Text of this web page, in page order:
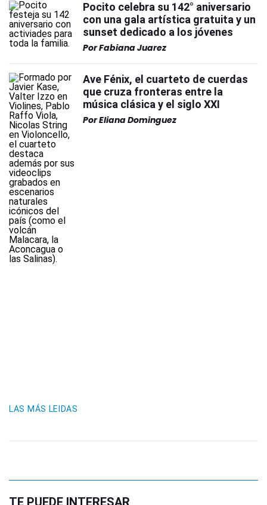
Pocito celebra su 142° aniversario
con una gala artística gratuita y un
sunset dedicado a los jóvenes
PorFabiana Juarez
Ave Fénix, el cuarteto de cuerdas
que cruza fronteras entre la
música clásica y el siglo XXI
PorEliana Dominguez
LAS MÁS LEIDAS
TE PUEDE INTERESAR